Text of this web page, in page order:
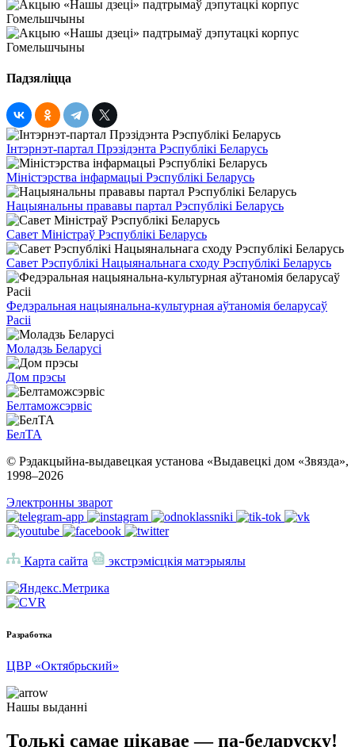
Падзяліцца
Інтэрнэт-партал Прэзідэнта Рэспублікі Беларусь
Міністэрства інфармацыі Рэспублікі Беларусь
Нацыянальны прававы партал Рэспублікі Беларусь
Савет Міністраў Рэспублікі Беларусь
Савет Рэспублікі Нацыянальнага сходу Рэспублікі Беларусь
Федэральная нацыянальна-культурная аўтаномія беларусаў
Расіі
Моладзь Беларусі
Дом прэсы
Белтаможсэрвіс
БелТА
© Рэдакцыйна-выдавецкая установа «Выдавецкі дом «Звязда»,
1998–2026
Электронны зварот
Карта сайта экстрэмісцкія матэрыялы
Разработка
ЦВР «Октябрьский»
Нашы выданні
Толькі самае цікавае — па-беларуску!